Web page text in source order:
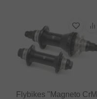
Flybikes "Magneto